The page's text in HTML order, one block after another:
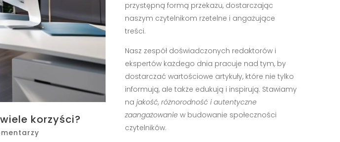
korzyści?
przystępną formą przekazu, dostarczając
naszym czytelnikom rzetelne i angażujące
treści.
Nasz zespół doświadczonych redaktorów i
ekspertów każdego dnia pracuje nad tym, by
dostarczać wartościowe artykuły, które nie tylko
informują, ale także edukują i inspirują. Stawiamy
na jakość, różnorodność i autentyczne
zaangażowanie w budowanie społeczności
czytelników.